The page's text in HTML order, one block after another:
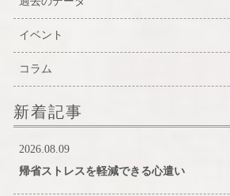
イベント
コラム
新着記事
2026.08.09
帰省ストレスを軽減できる心遣い